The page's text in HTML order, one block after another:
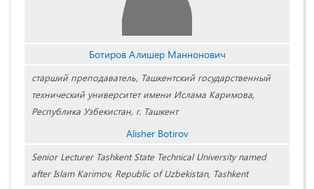
Ботиров Алишер Маннонович
старший преподаватель, Ташкентский государственный
технический университет имени Ислама Каримова,
Республика Узбекистан, г. Ташкент
Alisher Botirov
Senior Lecturer Tashkent State Technical University named
after Islam Karimov, Republic of Uzbekistan, Tashkent